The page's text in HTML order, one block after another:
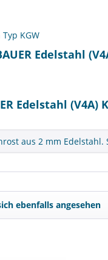
KGW
Edelstahl
Edelstahl (V4A)
aus 2 mm
ebenfalls angesehen